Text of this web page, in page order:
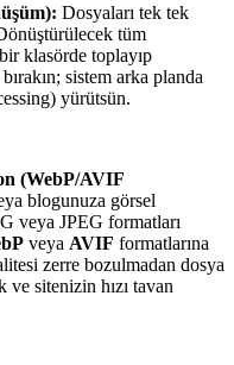
Dosyaları tek tek
tüm
klasörde toplayıp
sistem arka planda
yürütsün.
(WebP/AVIF
blogunuza görsel
veya JPEG formatları
veya AVIF formatlarına
zerre bozulmadan dosya
sitenizin hızı tavan